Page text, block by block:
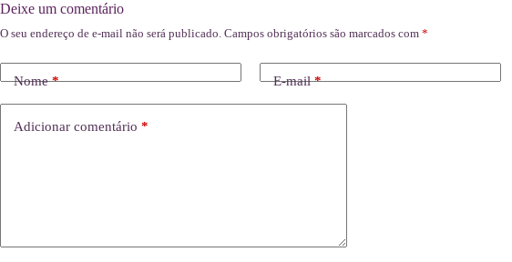
Deixe um comentário
O seu endereço de e-mail não será publicado. Campos obrigatórios são marcados com *
Nome* E-mail*
Adicionar comentário *